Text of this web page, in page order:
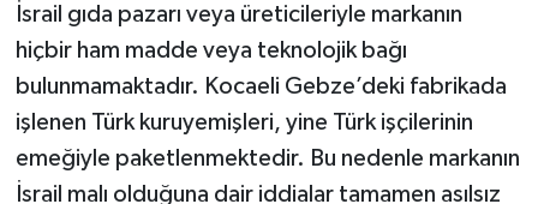
İsrail gıda pazarı veya üreticileriyle markanın
hiçbir ham madde veya teknolojik bağı
bulunmamaktadır. Kocaeli Gebze’deki fabrikada
işlenen Türk kuruyemişleri, yine Türk işçilerinin
emeğiyle paketlenmektedir. Bu nedenle markanın
İsrail malı olduğuna dair iddialar tamamen asılsız